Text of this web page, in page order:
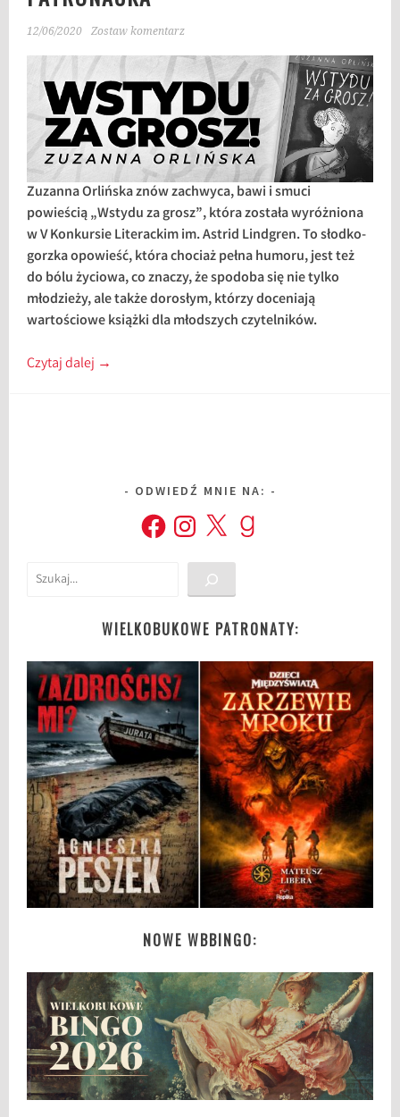
12/06/2020 Zostaw komentarz
Zuzanna Orlińska znów zachwyca, bawi i smuci
powieścią „Wstydu za grosz”, która została wyróżniona
w V Konkursie Literackim im. Astrid Lindgren. To słodko-
gorzka opowieść, która chociaż pełna humoru, jest też
do bólu życiowa, co znaczy, że spodoba się nie tylko
młodzieży, ale także dorosłym, którzy doceniają
wartościowe książki dla młodszych czytelników.
Czytaj dalej →
ODWIEDŹ MNIE NA:
FacebookInstagram
X Goodreads
Szukaj
WIELKOBUKOWE PATRONATY:
NOWE WBBINGO: